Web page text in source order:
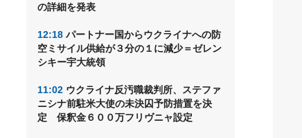
の詳細を発表
12:18 パートナー国からウクライナへの防
空ミサイル供給が３分の１に減少＝ゼレン
シキー宇大統領
11:02 ウクライナ反汚職裁判所、ステファ
ニシナ前駐米大使の未決囚予防措置を決
定 保釈金６００万フリヴニャ設定